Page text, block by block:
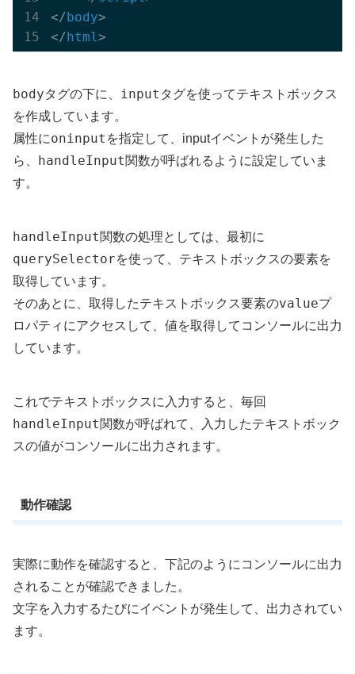
</body>
</html >
bodyタグの下に、 input タグを使ってテキストボックス
を作成しています。
属性にoninput を指定して、inputイベントが発生した
ら、 handleInput関数が呼ばれるように設定していま
す。
handleInput関数の処理としては、最初に
querySelectorを使って、テキストボックスの要素を
取得しています。
そのあとに、取得したテキストボックス要素のvalueプ
ロパティにアクセスして、値を取得してコンソールに出力
しています。
これでテキストボックスに入力すると、毎回
handleInput関数が呼ばれて、入力したテキストボック
スの値がコンソールに出力されます。
動作確認
実際に動作を確認すると、下記のようにコンソールに出力
されることが確認できました。
文字を入力するたびにイベントが発生して、出力されてい
ます。